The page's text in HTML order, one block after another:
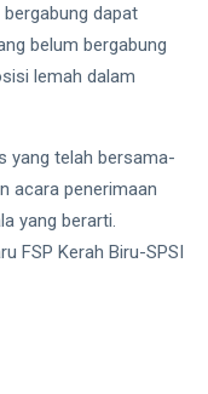
dapat
belum bergabung
lemah dalam
yang telah bersama-
acara penerimaan
yang berarti.
FSP Kerah Biru-SPSI